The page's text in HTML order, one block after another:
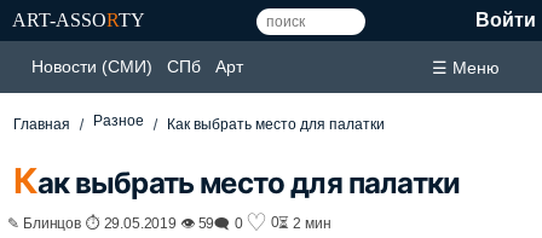
ART-ASSORTY Войти
Новости (СМИ) СПб Арт ☰ Меню
Главная Разное Как выбрать место для палатки
Как выбрать место для палатки
✎ Блинцов ⏱ 29.05.2019 👁 59🗨 0 ♡ 0⏳ 2 мин